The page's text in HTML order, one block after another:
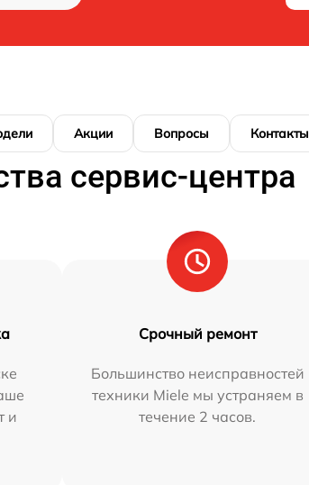
Акции Вопросы Контакты
сервис-центра
и
Срочный ремонт
Большинство неисправностей
техники Miele мы устраняем в
течение 2 часов.